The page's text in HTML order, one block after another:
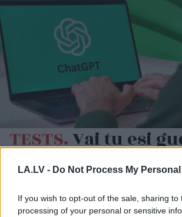
LA.LV - Do Not Process My
If you wish to opt-out of the sale, sharing to
processing of your personal or sensitive
TESTS.Vai tu esi
par ChatGPT? 99%
“iesprūst” 5.